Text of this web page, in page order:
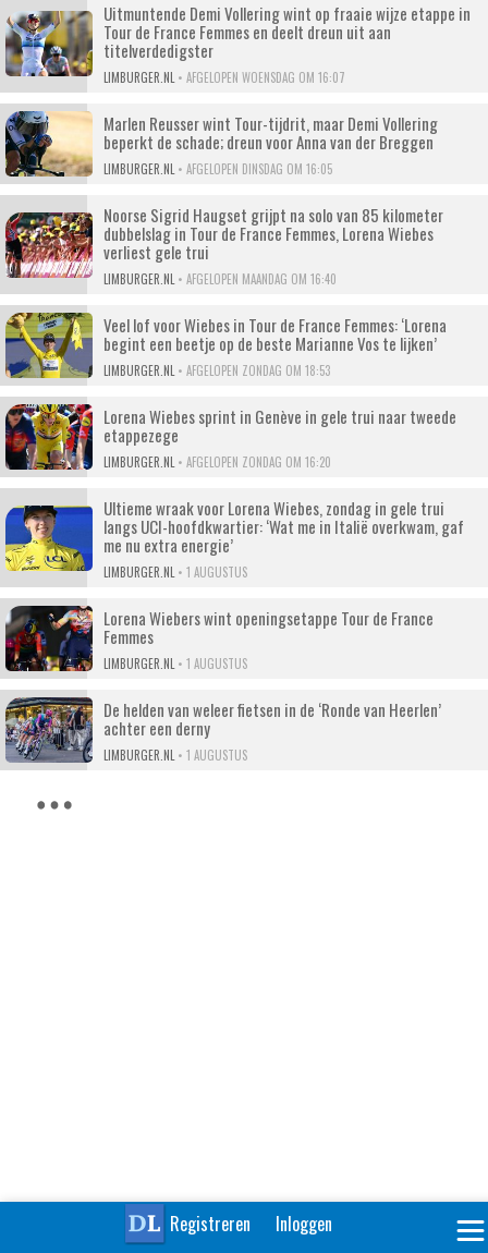
Uitmuntende Demi Vollering wint op fraaie wijze etappe in
Tour de France Femmes en deelt dreun uit aan
titelverdedigster
LIMBURGER.NL • AFGELOPEN WOENSDAG OM 16:07
Marlen Reusser wint Tour-tijdrit, maar Demi Vollering
beperkt de schade; dreun voor Anna van der Breggen
LIMBURGER.NL • AFGELOPEN DINSDAG OM 16:05
Noorse Sigrid Haugset grijpt na solo van 85 kilometer
dubbelslag in Tour de France Femmes, Lorena Wiebes
verliest gele trui
LIMBURGER.NL • AFGELOPEN MAANDAG OM 16:40
Veel lof voor Wiebes in Tour de France Femmes: ‘Lorena
begint een beetje op de beste Marianne Vos te lijken’
LIMBURGER.NL • AFGELOPEN ZONDAG OM 18:53
Lorena Wiebes sprint in Genève in gele trui naar tweede
etappezege
LIMBURGER.NL • AFGELOPEN ZONDAG OM 16:20
Ultieme wraak voor Lorena Wiebes, zondag in gele trui
langs UCI-hoofdkwartier: ‘Wat me in Italië overkwam, gaf
me nu extra energie’
LIMBURGER.NL • 1 AUGUSTUS
Lorena Wiebers wint openingsetappe Tour de France
Femmes
LIMBURGER.NL • 1 AUGUSTUS
De helden van weleer fietsen in de ‘Ronde van Heerlen’
achter een derny
LIMBURGER.NL • 1 AUGUSTUS
Registreren Inloggen